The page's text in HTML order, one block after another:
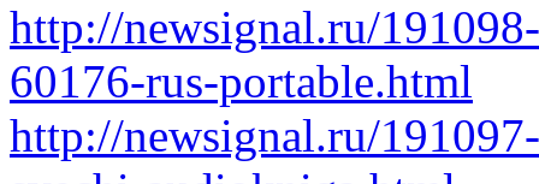
http://newsignal.ru/
60176-rus-portable.html
http://newsignal.ru/